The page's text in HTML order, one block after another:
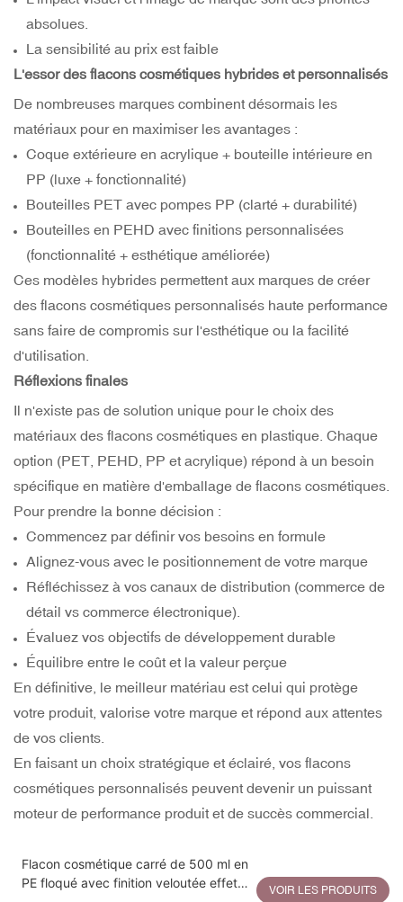
absolues.
La sensibilité au prix est faible
L'essor des flacons cosmétiques hybrides et personnalisés
De nombreuses marques combinent désormais les
matériaux pour en maximiser les avantages :
Coque extérieure en acrylique + bouteille intérieure en
PP (luxe + fonctionnalité)
Bouteilles PET avec pompes PP (clarté + durabilité)
Bouteilles en PEHD avec finitions personnalisées
(fonctionnalité + esthétique améliorée)
Ces modèles hybrides permettent aux marques de créer
des flacons cosmétiques personnalisés haute performance
sans faire de compromis sur l'esthétique ou la facilité
d'utilisation.
Réflexions finales
Il n'existe pas de solution unique pour le choix des
matériaux des flacons cosmétiques en plastique. Chaque
option (PET, PEHD, PP et acrylique) répond à un besoin
spécifique en matière d'emballage de flacons cosmétiques.
Pour prendre la bonne décision :
Commencez par définir vos besoins en formule
Alignez-vous avec le positionnement de votre marque
Réfléchissez à vos canaux de distribution (commerce de
détail vs commerce électronique).
Évaluez vos objectifs de développement durable
Équilibre entre le coût et la valeur perçue
En définitive, le meilleur matériau est celui qui protège
votre produit, valorise votre marque et répond aux attentes
de vos clients.
En faisant un choix stratégique et éclairé, vos flacons
cosmétiques personnalisés peuvent devenir un puissant
moteur de performance produit et de succès commercial.
Flacon cosmétique carré de 500 ml en
PE floqué avec finition veloutée effet
VOIR LES PRODUITS